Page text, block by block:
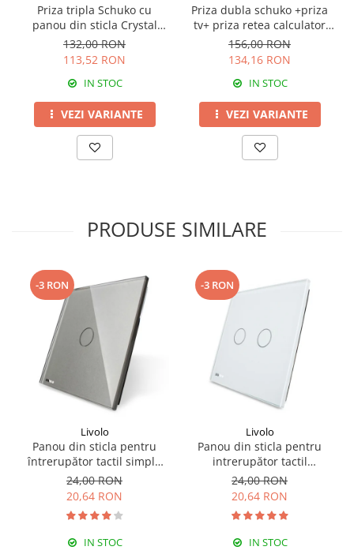
Priza tripla Schuko cu
panou din sticla Crystal
Livolo
132,00 RON
113,52 RON
IN STOC
VEZI VARIANTE
Priza dubla schuko +priza
tv+ priza retea calculator
Livolo
156,00 RON
134,16 RON
IN STOC
VEZI VARIANTE
PRODUSE SIMILARE
-3 RON
Livolo
Panou din sticla pentru
întrerupător tactil simplu
Livolo
24,00 RON
20,64 RON
IN STOC
-3 RON
Livolo
Panou din sticla pentru
intrerupător tactil
dublu,Livolo
24,00 RON
20,64 RON
IN STOC